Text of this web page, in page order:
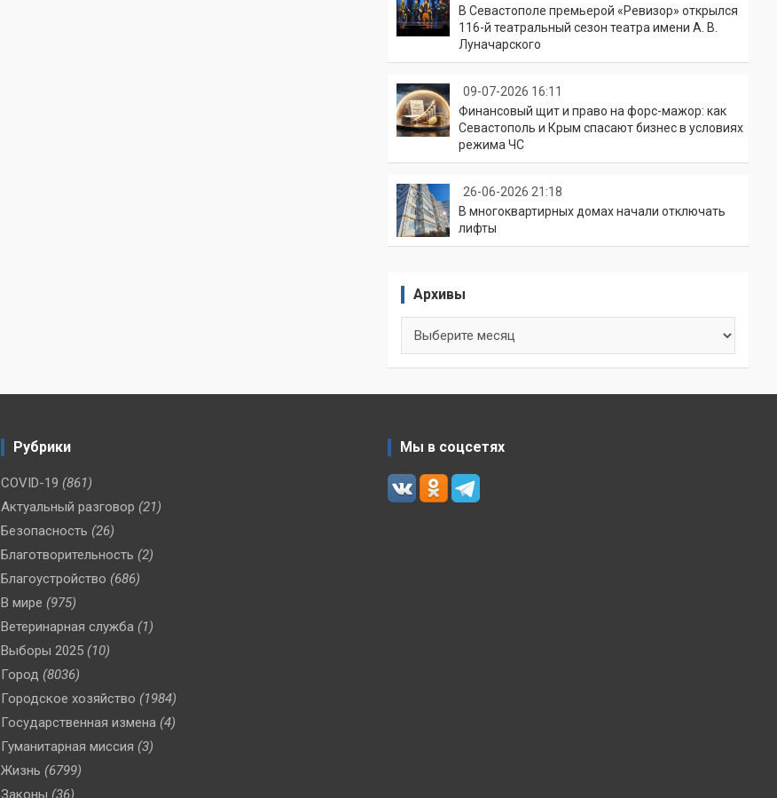
В Севастополе премьерой «Ревизор» открылся
116-й театральный сезон театра имени А. В.
Луначарского
09-07-2026 16:11
Финансовый щит и право на форс-мажор: как
Севастополь и Крым спасают бизнес в условиях
режима ЧС
26-06-2026 21:18
В многоквартирных домах начали отключать
лифты
Архивы
Рубрики
COVID-19 (861)
Актуальный разговор (21)
Безопасность (26)
Благотворительность (2)
Благоустройство (686)
В мире (975)
Ветеринарная служба (1)
Выборы 2025 (10)
Город (8036)
Городское хозяйство (1984)
Государственная измена (4)
Гуманитарная миссия (3)
Жизнь (6799)
Законы (36)
Мы в соцсетях